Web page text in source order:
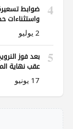
4
ضوابط
واستثناءات
2 يوليو
5
بعد فوز
عقب نهاية
17 يونيو